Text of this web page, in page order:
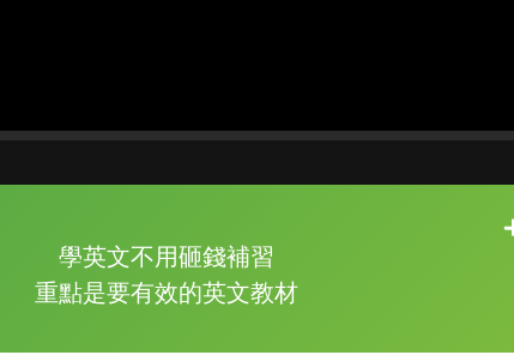
學英文不用砸錢補習
重點是要有效的英文教材
的品牌故事